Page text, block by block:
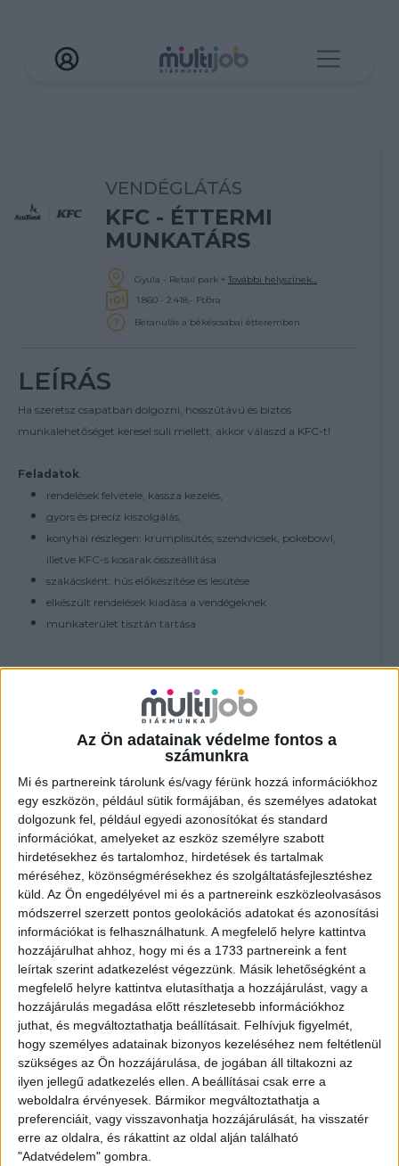
Az Ön adatainak védelme fontos a
számunkra
Mi és partnereink tárolunk és/vagy férünk hozzá információkhoz
egy eszközön, például sütik formájában, és személyes adatokat
dolgozunk fel, például egyedi azonosítókat és standard
információkat, amelyeket az eszköz személyre szabott
hirdetésekhez és tartalomhoz, hirdetések és tartalmak
méréséhez, közönségmérésekhez és szolgáltatásfejlesztéshez
küld. Az Ön engedélyével mi és a partnereink eszközleolvasásos
módszerrel szerzett pontos geolokációs adatokat és azonosítási
információkat is felhasználhatunk. A megfelelő helyre kattintva
hozzájárulhat ahhoz, hogy mi és a 1733 partnereink a fent
leírtak szerint adatkezelést végezzünk. Másik lehetőségként a
megfelelő helyre kattintva elutasíthatja a hozzájárulást, vagy a
hozzájárulás megadása előtt részletesebb információkhoz
juthat, és megváltoztathatja beállításait. Felhívjuk figyelmét,
hogy személyes adatainak bizonyos kezeléséhez nem feltétlenül
szükséges az Ön hozzájárulása, de jogában áll tiltakozni az
ilyen jellegű adatkezelés ellen. A beállításai csak erre a
weboldalra érvényesek. Bármikor megváltoztathatja a
preferenciáit, vagy visszavonhatja hozzájárulását, ha visszatér
erre az oldalra, és rákattint az oldal alján található
"Adatvédelem" gombra.
VENDÉGLÁTÁS
KFC - ÉTTERMI
MUNKATÁRS
Gyula - Retail park + További helyszínek...
1.860 - 2.418,- Ft/óra
Betanulás a békéscsabai étteremben
LEÍRÁS
Ha szeretsz csapatban dolgozni, hosszútávú és biztos
munkalehetőséget keresel suli mellett, akkor válaszd a KFC-t!
Feladatok:
rendelések felvétele, kassza kezelés,
gyors és precíz kiszolgálás,
konyhai részlegen: krumplisütés; szendvicsek, pokebowl,
illetve KFC-s kosarak összeállítása
szakácsként: hús előkészítése és lesütése
elkészült rendelések kiadása a vendégeknek
munkaterület tisztán tartása
18 év felett - nyitós és zárós műszak vállalása
Jelenléti bónusz (éttermenként eltérő):
havi 80 óra felett: 15.000Ft
havi 100 óra felett: 20.000Ft
havi 120 óra felett: 25.000Ft
havi 150 óra felett: 40.000Ft
Amit kínálunk:
Rugalmas, sulihoz igazítható beosztás
Biztos, hosszútávú munkalehetőség
Barátságos, támogató csapat
Fejlődési és előrelépési lehetőség
Multi Job QuickPayen keresztül tudsz kérni fizetési előleget
25%-os kedvezménykártya jár mindenkinek a Starbucks, KFC
és Pizza Hut éttermeknél
Ha itt dolgozol, sosem maradsz éhesen!
A munka mellett a szórakozás is fontos! Folyamatos tréningeken
és csapatépítőkön vehetsz részt.